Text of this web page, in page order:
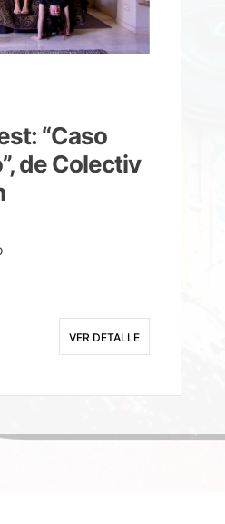
“Caso
de Colectiv
VER DETALLE